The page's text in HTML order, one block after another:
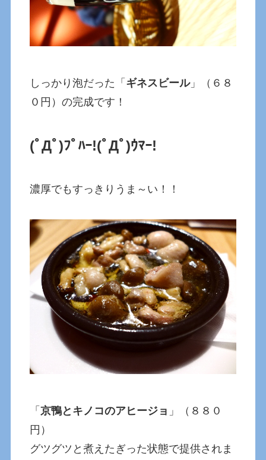
しっかり泡だった「 ギネスビール」（６８
０円）の完成です！
(ﾟДﾟ)ﾌﾟﾊｰ!(ﾟДﾟ)ｳﾏｰ!
濃厚でもすっきりうま～い！！
「京鴨とキノコのアヒージョ 」（８８０
円）
グツグツと煮えたぎった状態で提供されま